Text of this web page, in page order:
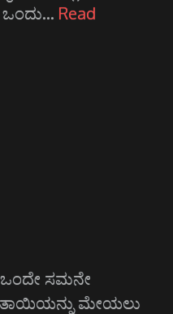
ಒಂದು… Read
ಒಂದೇ ಸಮನೇ
ತಾಯಿಯನ್ನು ಮೇಯಲು